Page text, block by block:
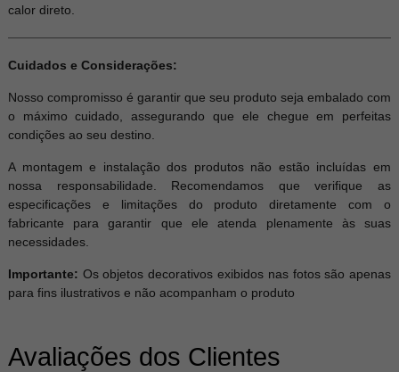
calor direto.
Cuidados e Considerações:
Nosso compromisso é garantir que seu produto seja embalado com
o máximo cuidado, assegurando que ele chegue em perfeitas
condições ao seu destino.
A montagem e instalação dos produtos não estão incluídas em
nossa responsabilidade. Recomendamos que verifique as
especificações e limitações do produto diretamente com o
fabricante para garantir que ele atenda plenamente às suas
necessidades.
Importante: Os objetos decorativos exibidos nas fotos são apenas
para fins ilustrativos e não acompanham o produto
Avaliações dos Clientes